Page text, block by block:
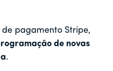
pagamento Stripe,
de novas
.